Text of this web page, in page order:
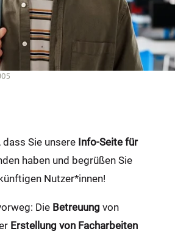
dass Sie unsere Info-Seite für
haben und begrüßen Sie
Nutzer*innen!
Die Betreuung von
Erstellung von Facharbeiten